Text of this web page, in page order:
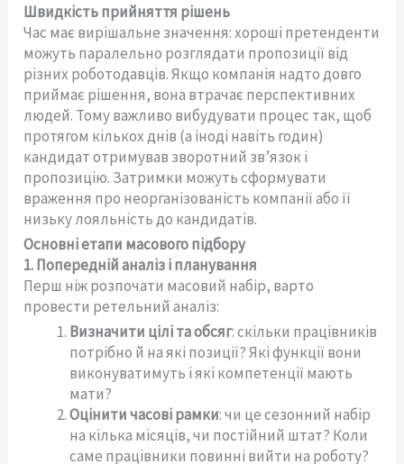
Швидкість прийняття рішень
Час має вирішальне значення: хороші претенденти
можуть паралельно розглядати пропозиції від
різних роботодавців. Якщо компанія надто довго
приймає рішення, вона втрачає перспективних
людей. Тому важливо вибудувати процес так, щоб
протягом кількох днів (а іноді навіть годин)
кандидат отримував зворотний зв’язок і
пропозицію. Затримки можуть сформувати
враження про неорганізованість компанії або її
низьку лояльність до кандидатів.
Основні етапи масового підбору
1. Попередній аналіз і планування
Перш ніж розпочати масовий набір, варто
провести ретельний аналіз:
Визначити цілі та обсяг: скільки працівників
потрібно й на які позиції? Які функції вони
виконуватимуть і які компетенції мають
мати?
Оцінити часові рамки: чи це сезонний набір
на кілька місяців, чи постійний штат? Коли
саме працівники повинні вийти на роботу?